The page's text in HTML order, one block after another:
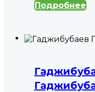
Подробнее